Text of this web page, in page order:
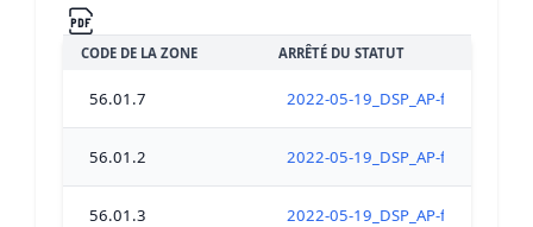
CODE DE LA ZONE ARRÊTÉ DU STATUT
56.01.7 2022-05-19_DSP_AP-
56.01.2 2022-05-19_DSP_AP-
56.01.3 2022-05-19_DSP_AP-